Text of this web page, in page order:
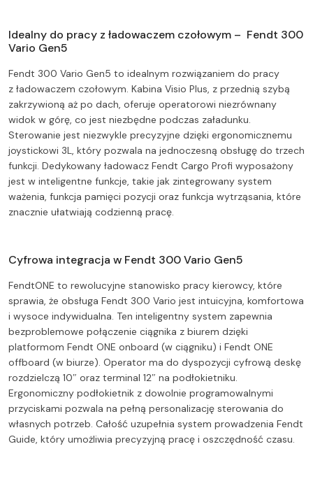
Idealny do pracy z ładowaczem czołowym – Fendt 300
Vario Gen5
Fendt 300 Vario Gen5 to idealnym rozwiązaniem do pracy
z ładowaczem czołowym. Kabina Visio Plus, z przednią szybą
zakrzywioną aż po dach, oferuje operatorowi niezrównany
widok w górę, co jest niezbędne podczas załadunku.
Sterowanie jest niezwykle precyzyjne dzięki ergonomicznemu
joystickowi 3L, który pozwala na jednoczesną obsługę do trzech
funkcji. Dedykowany ładowacz Fendt Cargo Profi wyposażony
jest w inteligentne funkcje, takie jak zintegrowany system
ważenia, funkcja pamięci pozycji oraz funkcja wytrząsania, które
znacznie ułatwiają codzienną pracę.
Cyfrowa integracja w Fendt 300 Vario Gen5
FendtONE to rewolucyjne stanowisko pracy kierowcy, które
sprawia, że obsługa Fendt 300 Vario jest intuicyjna, komfortowa
i wysoce indywidualna. Ten inteligentny system zapewnia
bezproblemowe połączenie ciągnika z biurem dzięki
platformom Fendt ONE onboard (w ciągniku) i Fendt ONE
offboard (w biurze). Operator ma do dyspozycji cyfrową deskę
rozdzielczą 10″ oraz terminal 12″ na podłokietniku.
Ergonomiczny podłokietnik z dowolnie programowalnymi
przyciskami pozwala na pełną personalizację sterowania do
własnych potrzeb. Całość uzupełnia system prowadzenia Fendt
Guide, który umożliwia precyzyjną pracę i oszczędność czasu.